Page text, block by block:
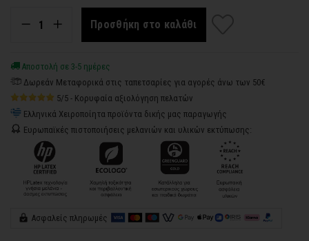
Προσθήκη στο καλάθι
Αποστολή σε 3-5 ημέρες
Δωρεάν Μεταφορικά στις ταπετσαρίες για αγορές άνω των 50€
5/5 - Κορυφαία αξιολόγηση πελατών
Ελληνικά Χειροποίητα προϊόντα δικής μας παραγωγής
Ευρωπαϊκές πιστοποιήσεις μελανιών και υλικών εκτύπωσης:
Ασφαλείς πληρωμές